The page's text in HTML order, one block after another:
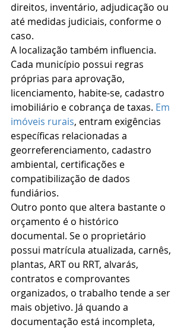
direitos, inventário, adjudicação ou
até medidas judiciais, conforme o
caso.
A localização também influencia.
Cada município possui regras
próprias para aprovação,
licenciamento, habite-se, cadastro
imobiliário e cobrança de taxas. Em
imóveis rurais, entram exigências
específicas relacionadas a
georreferenciamento, cadastro
ambiental, certificações e
compatibilização de dados
fundiários.
Outro ponto que altera bastante o
orçamento é o histórico
documental. Se o proprietário
possui matrícula atualizada, carnês,
plantas, ART ou RRT, alvarás,
contratos e comprovantes
organizados, o trabalho tende a ser
mais objetivo. Já quando a
documentação está incompleta,